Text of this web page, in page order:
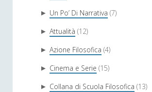
► Un Po’ Di Narrativa (7)
► Attualità (12)
► Azione Filosofica (4)
► Cinema e Serie (15)
► Collana di Scuola Filosofica (13)